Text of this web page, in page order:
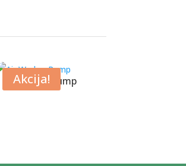
Akcija!
Air Wedge Pump